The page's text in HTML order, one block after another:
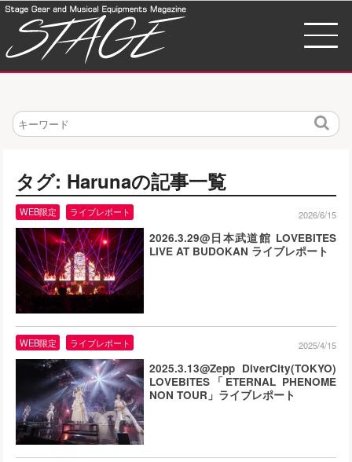
検
タグ: Harunaの記事一覧
2026.3.29@日本武道館 LOVEBITES
LIVE AT BUDOKAN ライブレポート
WEB限定 ライブレポート 2026/6/15
2025.3.13@Zepp DiverCity(TOKYO)
LOVEBITES「ETERNAL PHENOME
NON TOUR」ライブレポート
WEB限定 ライブレポート 2025/4/15